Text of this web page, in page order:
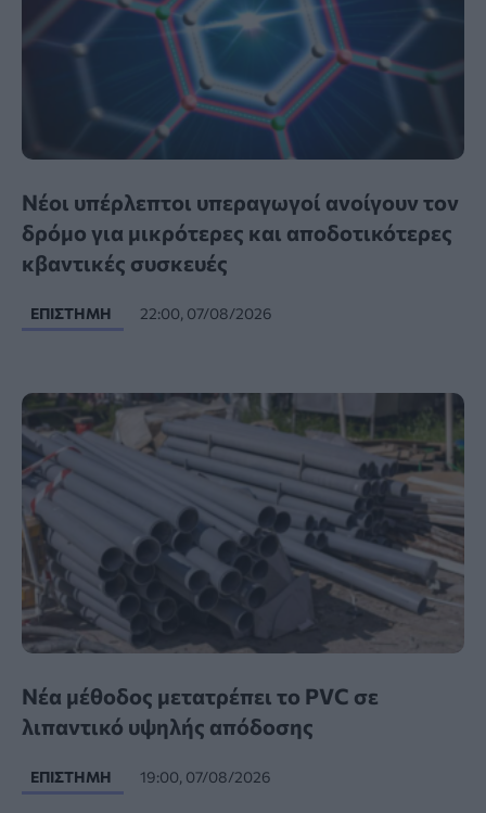
Νέοι υπέρλεπτοι υπεραγωγοί ανοίγουν τον
δρόμο για μικρότερες και αποδοτικότερες
κβαντικές συσκευές
ΕΠΙΣΤΉΜΗ 22:00, 07/08/2026
Νέα μέθοδος μετατρέπει το PVC σε
λιπαντικό υψηλής απόδοσης
ΕΠΙΣΤΉΜΗ 19:00, 07/08/2026